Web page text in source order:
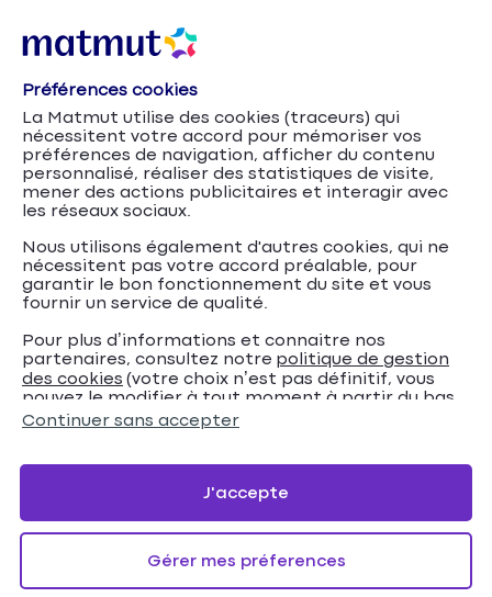
Accueil Assurance Auto Conseils
Comment choisir sa
remorque ?
Comment choisir sa
remorque ?
Préférences cookies
La Matmut utilise des cookies (traceurs) qui
nécessitent votre accord pour mémoriser vos
préférences de navigation, afficher du contenu
personnalisé, réaliser des statistiques de visite,
mener des actions publicitaires et interagir avec
les réseaux sociaux.
Nous utilisons également d'autres cookies, qui ne
nécessitent pas votre accord préalable, pour
garantir le bon fonctionnement du site et vous
fournir un service de qualité.
Pour plus d’informations et connaitre nos
partenaires, consultez notre politique de gestion
des cookies (votre choix n’est pas définitif, vous
pouvez le modifier à tout moment à partir du bas
de page de notre site).
Continuer sans accepter
Gérer mes préferences
J'accepte